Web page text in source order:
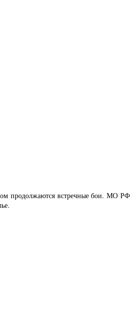
продолжаются встречные бои. МО РФ